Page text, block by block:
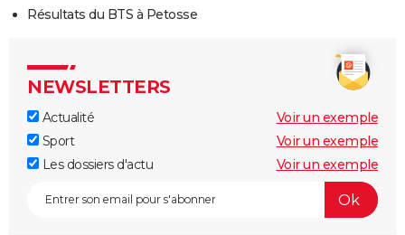
Résultats du BTS à Petosse
NEWSLETTERS
Actualité
Voir un exemple
Sport
Voir un exemple
Les dossiers d'actu
Voir un exemple